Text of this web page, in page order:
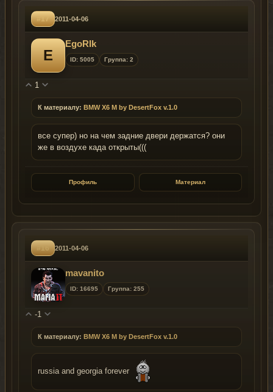
#17 2011-04-06
E
EgoRIk
ID: 5005 Группа: 2
1
К материалу: BMW X6 M by DesertFox v.1.0
все супер) но на чем задние двери держатся? они
же в воздухе када открыты(((
Профиль Материал
#16 2011-04-06
mavanito
ID: 16695 Группа: 255
-1
К материалу: BMW X6 M by DesertFox v.1.0
russia and georgia forever